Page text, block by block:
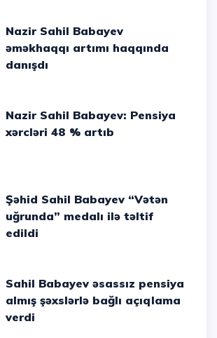
Nazir Sahil Babayev
əməkhaqqı artımı haqqında
danışdı
Nazir Sahil Babayev: Pensiya
xərcləri 48 % artıb
Şəhid Sahil Babayev “Vətən
uğrunda” medalı ilə təltif
edildi
Sahil Babayev əsassız pensiya
almış şəxslərlə bağlı açıqlama
verdi